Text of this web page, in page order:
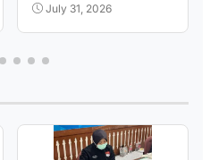
July 31, 2026